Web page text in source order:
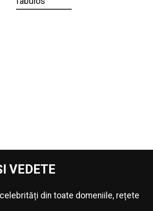
VEDETE
din toate domeniile, rețete